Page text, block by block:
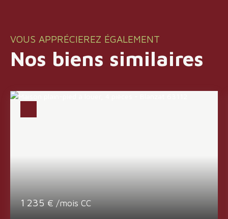
VOUS APPRÉCIEREZ ÉGALEMENT
Nos biens similaires
1 235 € /mois CC